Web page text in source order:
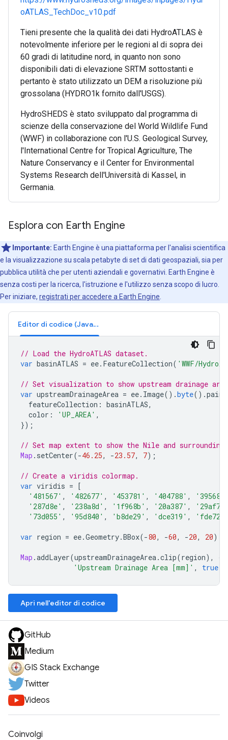
oATLAS_TechDoc_v10.pdf
Tieni presente che la qualità dei dati HydroATLAS è
notevolmente inferiore per le regioni al di sopra dei
60 gradi di latitudine nord, in quanto non sono
disponibili dati di elevazione SRTM sottostanti e
pertanto è stato utilizzato un DEM a risoluzione più
grossolana (HYDRO1k fornito dall'USGS).
HydroSHEDS è stato sviluppato dal programma di
scienze della conservazione del World Wildlife Fund
(WWF) in collaborazione con l'U.S. Geological Survey,
l'International Centre for Tropical Agriculture, The
Nature Conservancy e il Center for Environmental
Systems Research dell'Università di Kassel, in
Germania.
Esplora con Earth Engine
Importante: Earth Engine è una piattaforma per l'analisi scientifica
e la visualizzazione su scala petabyte di set di dati geospaziali, sia per
pubblica utilità che per utenti aziendali e governativi. Earth Engine è
senza costi per la ricerca, l'istruzione e l'utilizzo senza scopo di lucro.
Per iniziare, registrati per accedere a Earth Engine
Editor di codice (JavaScript)
// Load the HydroATLAS dataset.
var basinATLAS = ee. FeatureCollection( 'WWF/
// Set visualization to show upstream drainage
var upstreamDrainageArea = ee. Image().byte().paint
featureCollection : basinATLAS,
color : 'UP_AREA' ,
});
// Set map extent to show the Nile and surrounding
Map . setCenter(-46.25, -23.57, 7);
// Create a viridis colormap.
var viridis = [
'481567' , '482677' , '453781' , '404788' ,
'287d8e' , '238a8d' , '1f968b' , '20a387' ,
'73d055' , '95d840' , 'b8de29' , 'dce319' ,
var region = ee.Geometry.BBox(-80, -60, -20, 20);
Map .addLayer(upstreamDrainageArea.clip(region), {
'Upstream Drainage Area [mm]' , true
Apri nell'editor di codice
GitHub
Medium
GIS Stack Exchange
Twitter
Videos
Coinvolgi